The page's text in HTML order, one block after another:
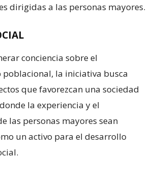
dirigidas a las personas mayores.
conciencia sobre el
poblacional, la iniciativa busca
que favorezcan una sociedad
la experiencia y el
las personas mayores sean
un activo para el desarrollo